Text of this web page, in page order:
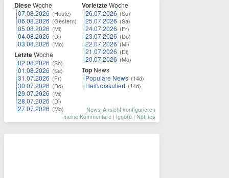
DieseWoche
07.08.2026 (Heute)
06.08.2026 (Gestern)
05.08.2026 (Mi)
04.08.2026 (Di)
03.08.2026 (Mo)
LetzteWoche
02.08.2026 (So)
01.08.2026 (Sa)
31.07.2026 (Fr)
30.07.2026 (Do)
29.07.2026 (Mi)
28.07.2026 (Di)
27.07.2026 (Mo)
VorletzteWoche
26.07.2026 (So)
25.07.2026 (Sa)
24.07.2026 (Fr)
23.07.2026 (Do)
22.07.2026 (Mi)
21.07.2026 (Di)
20.07.2026 (Mo)
Top News
Populäre News (14d)
Heiß diskutiert (14d)
News-Ansicht konfigurieren
meine Kommentare | Ignore | Notifies